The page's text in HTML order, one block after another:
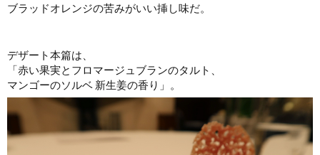
ブラッドオレンジの苦みがいい挿し味だ。
デザート本篇は、
「赤い果実とフロマージュブランのタルト、
マンゴーのソルベ 新生姜の香り」。